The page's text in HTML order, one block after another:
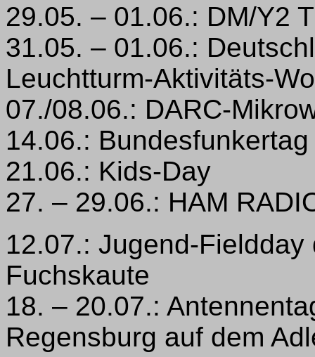
29.05. – 01.06.: DM/Y2
31.05. – 01.06.:
Leuchtturm-Aktivitäts-
07./08.06.: DARC-
14.06.: Bundesfunkertag
21.06.: Kids-Day
27. – 29.06.: HAM
12.07.: Jugend-
Fuchskaute
18. – 20.07.:
Regensburg auf dem